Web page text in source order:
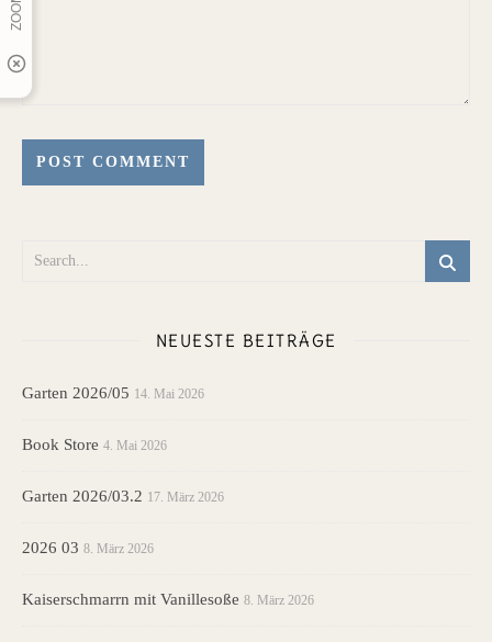
NEUESTE BEITRÄGE
Garten 2026/05 14. Mai 2026
Book Store 4. Mai 2026
Garten 2026/03.2 17. März 2026
2026 03 8. März 2026
Kaiserschmarrn mit Vanillesoße 8. März 2026